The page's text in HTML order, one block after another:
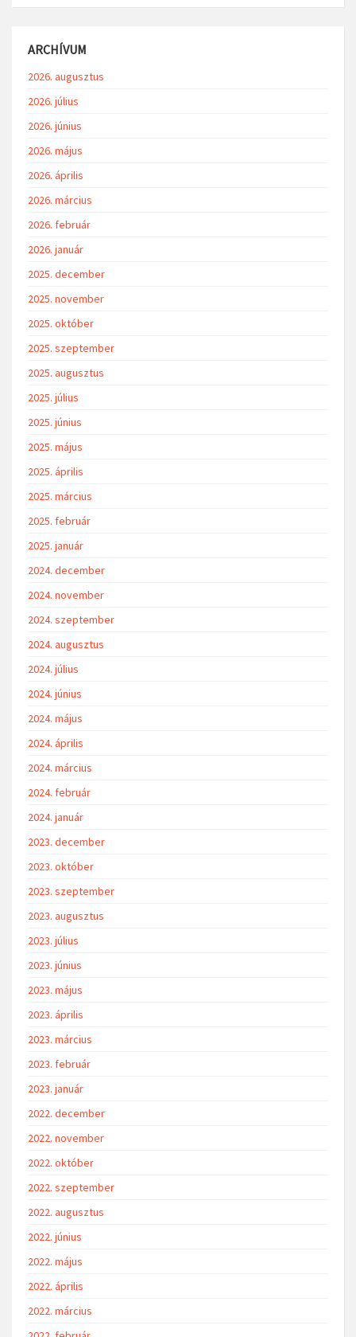
ARCHÍVUM
2026. augusztus
2026. július
2026. június
2026. május
2026. április
2026. március
2026. február
2026. január
2025. december
2025. november
2025. október
2025. szeptember
2025. augusztus
2025. július
2025. június
2025. május
2025. április
2025. március
2025. február
2025. január
2024. december
2024. november
2024. szeptember
2024. augusztus
2024. július
2024. június
2024. május
2024. április
2024. március
2024. február
2024. január
2023. december
2023. október
2023. szeptember
2023. augusztus
2023. július
2023. június
2023. május
2023. április
2023. március
2023. február
2023. január
2022. december
2022. november
2022. október
2022. szeptember
2022. augusztus
2022. június
2022. május
2022. április
2022. március